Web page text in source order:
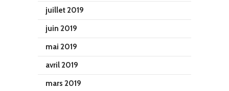
juillet 2019
juin 2019
mai 2019
avril 2019
mars 2019